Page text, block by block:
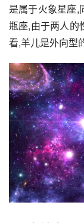
是属于火象星座,
瓶座,由于两人的
看,羊儿是外向型